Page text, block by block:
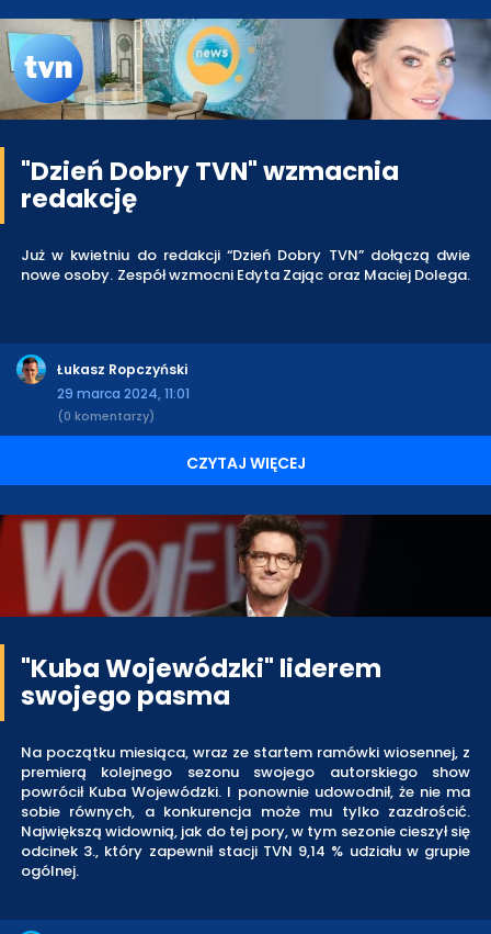
"Dzień Dobry TVN" wzmacnia
redakcję
Już w kwietniu do redakcji “Dzień Dobry TVN” dołączą dwie
nowe osoby. Zespół wzmocni Edyta Zając oraz Maciej Dolega.
Łukasz Ropczyński
29 marca 2024, 11:01
(0 komentarzy)
CZYTAJ WIĘCEJ
"Kuba Wojewódzki" liderem
swojego pasma
Na początku miesiąca, wraz ze startem ramówki wiosennej, z
premierą kolejnego sezonu swojego autorskiego show
powrócił Kuba Wojewódzki. I ponownie udowodnił, że nie ma
sobie równych, a konkurencja może mu tylko zazdrościć.
Największą widownią, jak do tej pory, w tym sezonie cieszył się
odcinek 3., który zapewnił stacji TVN 9,14 % udziału w grupie
ogólnej.